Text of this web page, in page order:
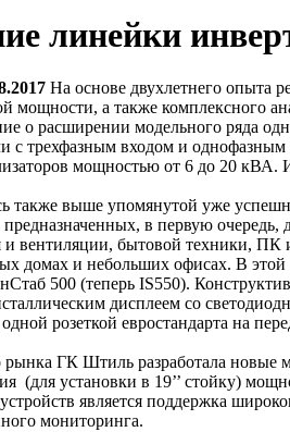
линейки
На основе двухлетнего опыта
мощности, а также комплексного
о расширении модельного ряда
с трехфазным входом и
мощностью от 6 до 20 кВА.
также выше упомянутой уже
в первую очередь,
вентиляции, бытовой техники, ПК
домах и небольших офисах. В
500 (теперь IS550).
дисплеем со
розеткой евростандарта на
рынка ГК Штиль разработала
(для установки в 19’’ стойку)
является поддержка
мониторинга.